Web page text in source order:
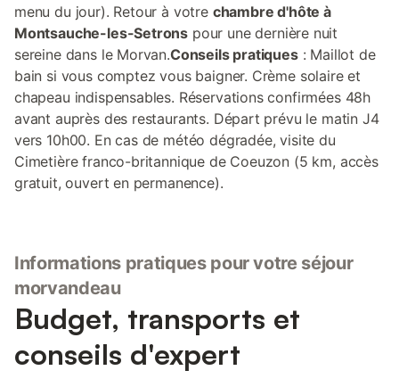
menu du jour). Retour à votre chambre d'hôte à
Montsauche-les-Setrons pour une dernière nuit
sereine dans le Morvan.Conseils pratiques: Maillot de
bain si vous comptez vous baigner. Crème solaire et
chapeau indispensables. Réservations confirmées 48h
avant auprès des restaurants. Départ prévu le matin J4
vers 10h00. En cas de météo dégradée, visite du
Cimetière franco-britannique de Coeuzon (5 km, accès
gratuit, ouvert en permanence).
Informations pratiques pour votre séjour
morvandeau
Budget, transports et
conseils d'expert